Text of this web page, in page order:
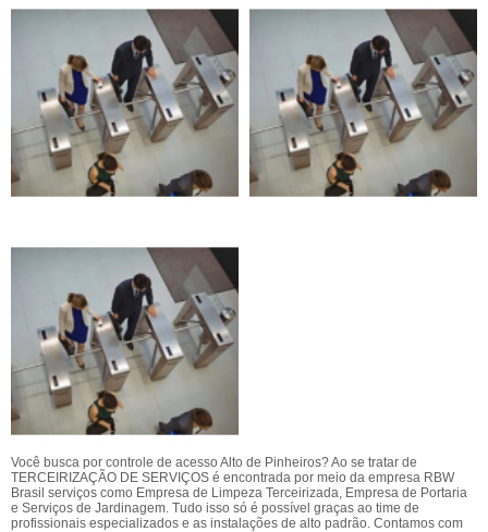
Você busca por controle de acesso Alto de Pinheiros? Ao se tratar de
TERCEIRIZAÇÃO DE SERVIÇOS é encontrada por meio da empresa RBW
Brasil serviços como Empresa de Limpeza Terceirizada, Empresa de Portaria
e Serviços de Jardinagem. Tudo isso só é possível graças ao time de
profissionais especializados e as instalações de alto padrão. Contamos com